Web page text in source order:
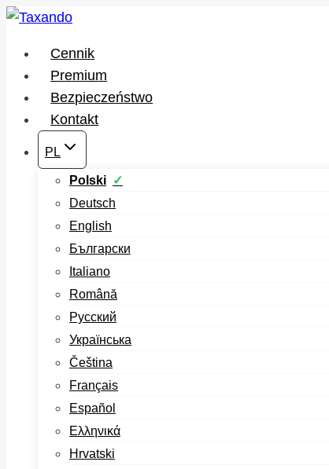
Przejdź
treści
Cennik
Premium
Bezpieczeństwo
Kontakt
PL
Polski
Deutsch
English
Български
Italiano
Română
Русский
Українська
Čeština
Français
Español
Ελληνικά
Hrvatski